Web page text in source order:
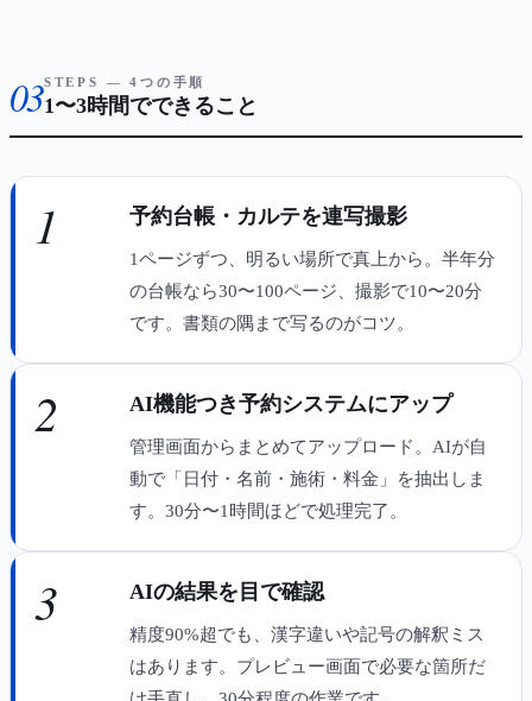
03STEPS — 4つの手順
1〜3時間でできること
1 予約台帳・カルテを連写撮影
1ページずつ、明るい場所で真上から。半年分
の台帳なら30〜100ページ、撮影で10〜20分
です。書類の隅まで写るのがコツ。
2 AI機能つき予約システムにアップ
管理画面からまとめてアップロード。AIが自
動で「日付・名前・施術・料金」を抽出しま
す。30分〜1時間ほどで処理完了。
3 AIの結果を目で確認
精度90%超でも、漢字違いや記号の解釈ミス
はあります。プレビュー画面で必要な箇所だ